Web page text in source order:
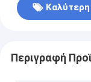
Καλύτερη
Περιγραφή